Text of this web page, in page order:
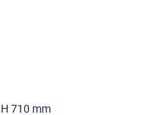
710 mm